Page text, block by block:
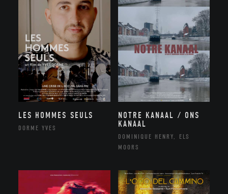
LES HOMMES SEULS
DORME YVES
NOTRE KANAAL / ONS
KANAAL
DOMINIQUE HENRY, ELS
MOORS